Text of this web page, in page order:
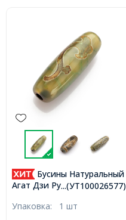
...(УТ100026577)
Бусины Натуральный
Агат Дзи Руи Овальные,
Отверстие 1.5-3мм,
Упаковка: 1 шт